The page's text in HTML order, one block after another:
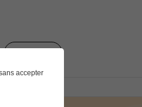
accepter